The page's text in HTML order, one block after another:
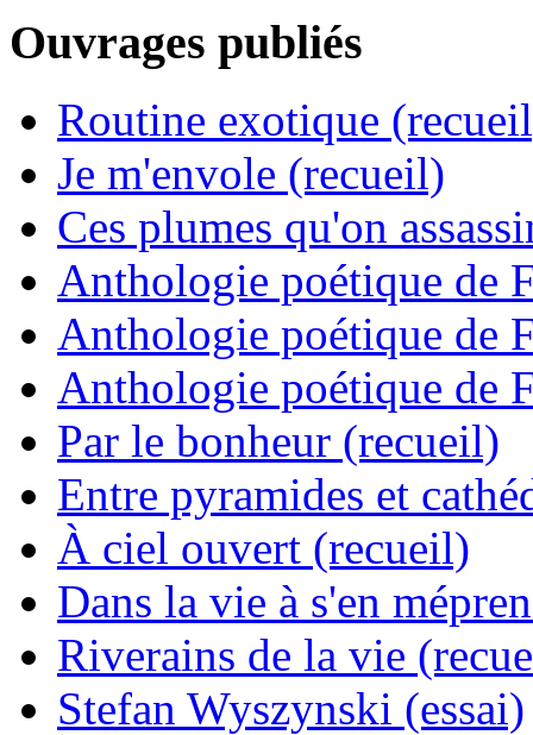
Ouvrages publiés
Routine exotique
Je m'envole (recueil)
Ces plumes qu'on
Anthologie poétique de
Anthologie poétique de
Anthologie poétique de
Par le bonheur (recueil)
Entre pyramides et
À ciel ouvert (recueil)
Dans la vie à s'en
Riverains de la vie
Stefan Wyszynski (essai)